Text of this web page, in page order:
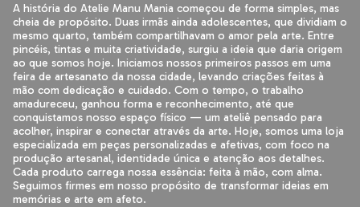
A história do Atelie Manu Mania começou de forma simples, mas
cheia de propósito. Duas irmãs ainda adolescentes, que dividiam o
mesmo quarto, também compartilhavam o amor pela arte. Entre
pincéis, tintas e muita criatividade, surgiu a ideia que daria origem
ao que somos hoje. Iniciamos nossos primeiros passos em uma
feira de artesanato da nossa cidade, levando criações feitas à
mão com dedicação e cuidado. Com o tempo, o trabalho
amadureceu, ganhou forma e reconhecimento, até que
conquistamos nosso espaço físico — um ateliê pensado para
acolher, inspirar e conectar através da arte. Hoje, somos uma loja
especializada em peças personalizadas e afetivas, com foco na
produção artesanal, identidade única e atenção aos detalhes.
Cada produto carrega nossa essência: feita à mão, com alma.
Seguimos firmes em nosso propósito de transformar ideias em
memórias e arte em afeto.